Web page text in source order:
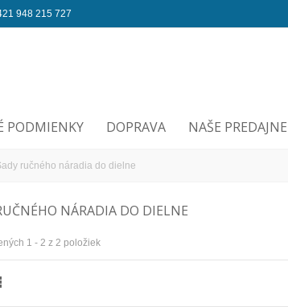
948 215 727
PODMIENKY DOPRAVA NAŠE PREDAJNE
ručného náradia do dielne
NÁRADIA DO DIELNE
1 - 2 z 2 položiek